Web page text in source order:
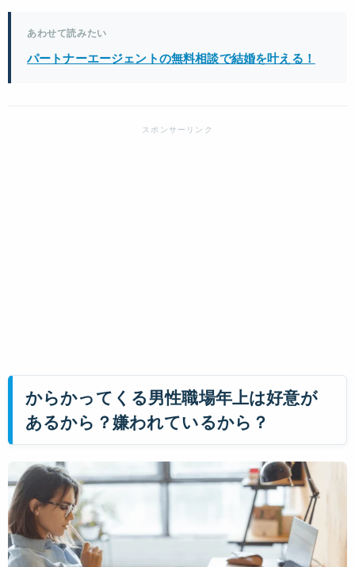
あわせて読みたい
パートナーエージェントの無料相談で結婚を叶える！
からかってくる男性職場年上は好意が
あるから？嫌われているから？